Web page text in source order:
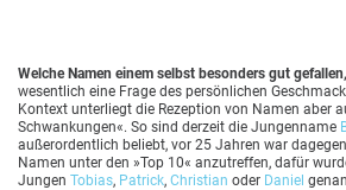
Welche Namen einem selbst besonders gut gefallen,
wesentlich eine Frage des persönlichen
Kontext unterliegt die Rezeption von Namen aber
Schwankungen«. So sind derzeit die Jungenname
außerordentlich beliebt, vor 25 Jahren war
Namen unter den »Top 10« anzutreffen, dafür
Jungen Tobias, Patrick, Christian oder Daniel